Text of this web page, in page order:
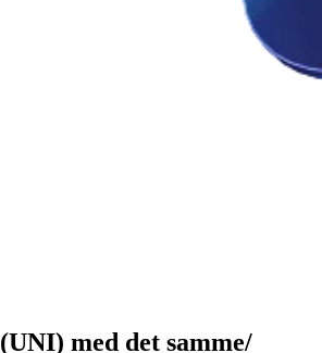
med det samme/